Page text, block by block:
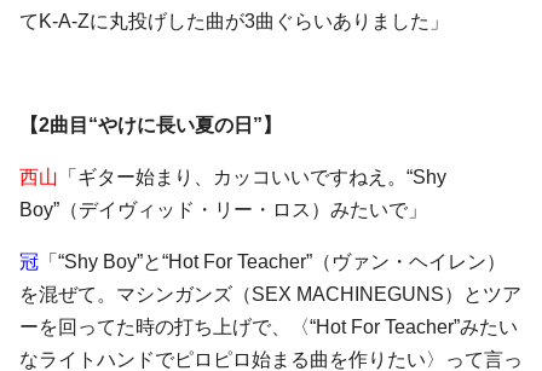
てK-A-Zに丸投げした曲が3曲ぐらいありました」
【2曲目“やけに長い夏の日”】
西山 「ギター始まり、カッコいいですねえ。“Shy
Boy”（デイヴィッド・リー・ロス）みたいで」
冠 「“Shy Boy”と“Hot For Teacher”（ヴァン・ヘイレン）
を混ぜて。マシンガンズ（SEX MACHINEGUNS）とツア
ーを回ってた時の打ち上げで、〈“Hot For Teacher”みたい
なライトハンドでピロピロ始まる曲を作りたい〉って言っ